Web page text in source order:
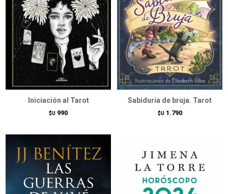
Iniciación al Tarot
$U 990
Sabiduría de bruja. Tarot
$U 1.790